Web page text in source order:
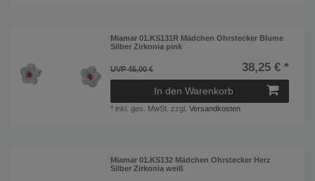
Miamar 01.KS131R Mädchen Ohrstecker Blume
Silber Zirkonia pink
UVP 45,00 € 38,25 € *
In den Warenkorb
* inkl. ges. MwSt. zzgl.Versandkosten
Miamar 01.KS132 Mädchen Ohrstecker Herz
Silber Zirkonia weiß